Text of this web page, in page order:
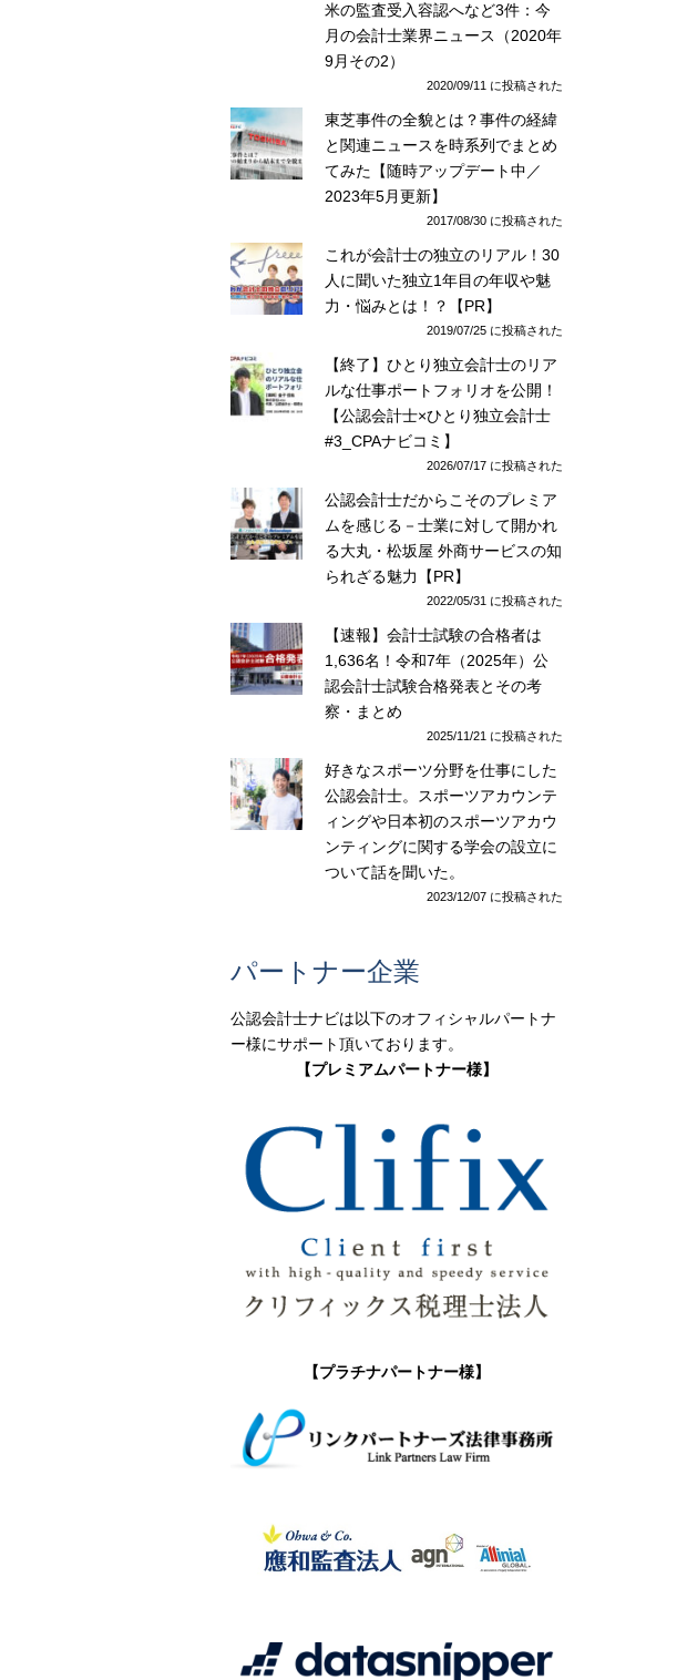
米の監査受入容認へなど3件：今
月の会計士業界ニュース（2020年
9月その2）
2020/09/11 に投稿された
東芝事件の全貌とは？事件の経緯
と関連ニュースを時系列でまとめ
てみた【随時アップデート中／
2023年5月更新】
2017/08/30 に投稿された
これが会計士の独立のリアル！30
人に聞いた独立1年目の年収や魅
力・悩みとは！？【PR】
2019/07/25 に投稿された
【終了】ひとり独立会計士のリア
ルな仕事ポートフォリオを公開！
【公認会計士×ひとり独立会計士
#3_CPAナビコミ】
2026/07/17 に投稿された
公認会計士だからこそのプレミア
ムを感じる－士業に対して開かれ
る大丸・松坂屋 外商サービスの知
られざる魅力【PR】
2022/05/31 に投稿された
【速報】会計士試験の合格者は
1,636名！令和7年（2025年）公
認会計士試験合格発表とその考
察・まとめ
2025/11/21 に投稿された
好きなスポーツ分野を仕事にした
公認会計士。スポーツアカウンテ
ィングや日本初のスポーツアカウ
ンティングに関する学会の設立に
ついて話を聞いた。
2023/12/07 に投稿された
パートナー企業
公認会計士ナビは以下のオフィシャルパートナ
ー様にサポート頂いております。
【プレミアムパートナー様】
【プラチナパートナー様】